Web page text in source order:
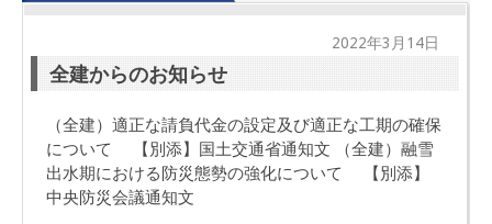
2022年3月14日
全建からのお知らせ
（全建）適正な請負代金の設定及び適正な工期の確保
について 【別添】国土交通省通知文 （全建）融雪
出水期における防災態勢の強化について 【別添】
中央防災会議通知文